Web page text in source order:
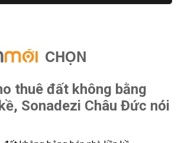
CHỌN
thuê đất không bằng
Sonadezi Châu Đức nói